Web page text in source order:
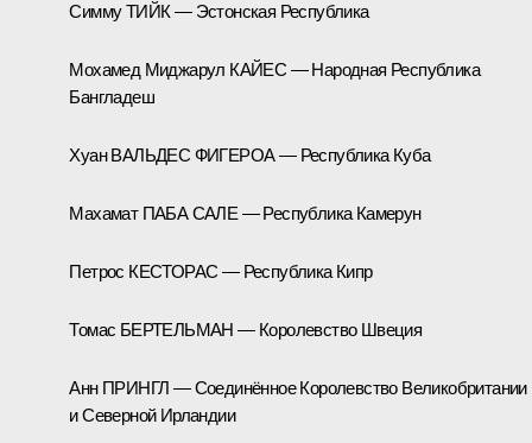
Симму ТИЙК — Эстонская Республика
Мохамед Миджарул КАЙЕС — Народная Республика
Бангладеш
Хуан ВАЛЬДЕС ФИГЕРОА — Республика Куба
Махамат ПАБА САЛЕ — Республика Камерун
Петрос КЕСТОРАС — Республика Кипр
Томас БЕРТЕЛЬМАН — Королевство Швеция
Анн ПРИНГЛ — Соединённое Королевство Великобритании
и Северной Ирландии